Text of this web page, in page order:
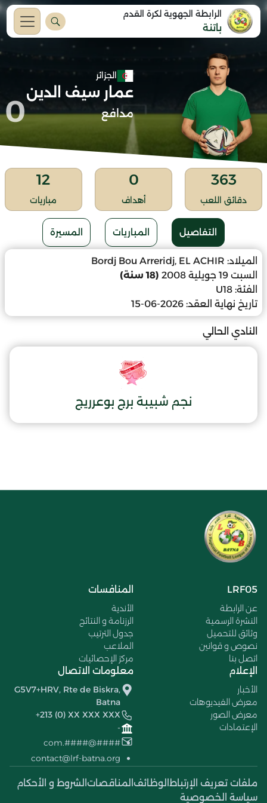
الرابطة الجهوية لكرة القدم
باتنة
الجزائر
عمار سيف الدين
مدافع 0
363
دقائق اللعب
0
أهداف
12
مباريات
التفاصيل المباريات المسيرة
الميلاد: Bordj Bou Arreridj, EL ACHIR
السبت 19 جويلية 2008
(18 سنة)
الفئة: U18
تاريخ نهاية العقد: 2026-06-15
النادي الحالي
نجم شبيبة برج بوعرريج
LRF05
عن الرابطة
النشرة الرسمية
وثائق للتحميل
نصوص و قوانين
اتصل بنا
المنافسات
الأندية
الرزنامة و النتائج
جدول الترتيب
الملاعب
مركز الإحصائيات
الإعلام
الأخبار
معرض الفيديوهات
معرض الصور
الإعتمادات
معلومات الاتصال
G5V7+HRV, Rte de Biskra,
Batna
+213 (0) XX XXX XXX
-
####@####.com
contact@lrf-batna.org
ملفات تعريف الإرتباط الوظائف المناقصات الشروط و الأحكام
سياسة الخصوصية